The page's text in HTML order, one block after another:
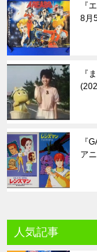
『
8月
『
『
アニ
人気記事